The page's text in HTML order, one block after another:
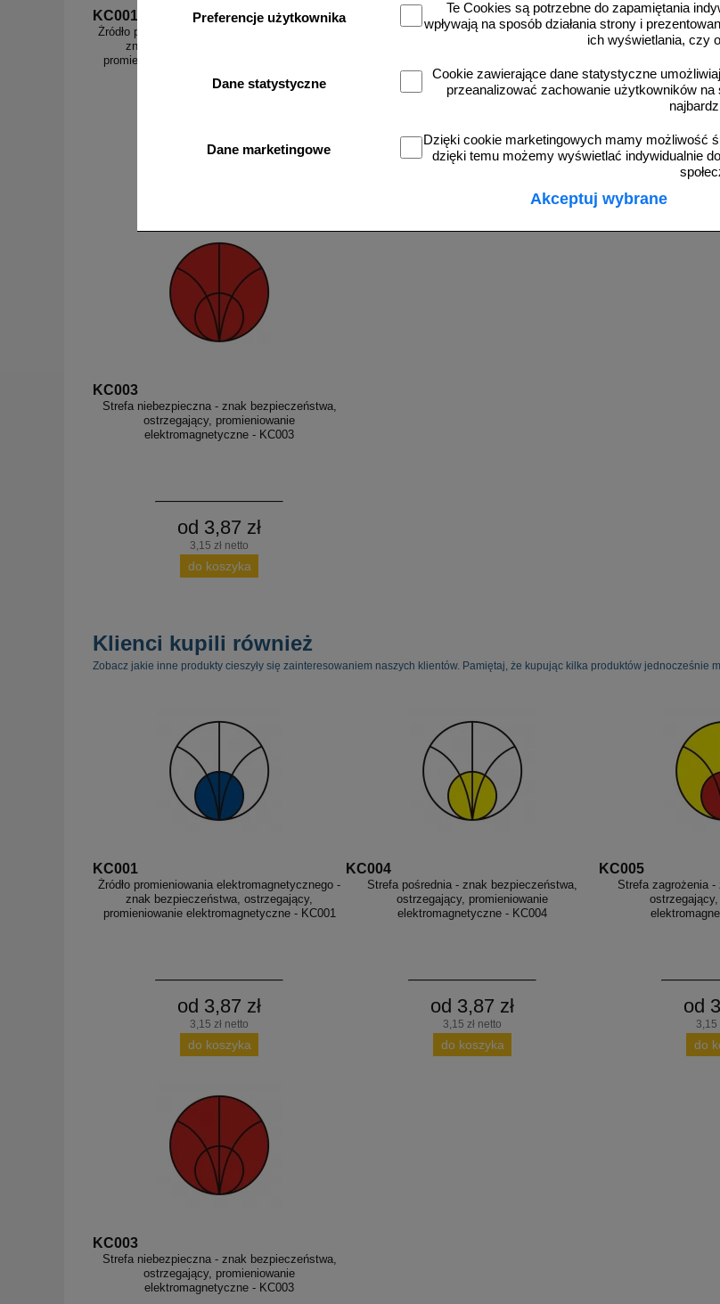
Preferencje użytkownika
Te Cookies są potrzebne do zapamiętania
wpływają na sposób działania strony i
ich wyświetlania, czy
Dane statystyczne
Cookie zawierające dane statystyczne
przeanalizować zachowanie użytkowników
Dane marketingowe
Dzięki cookie marketingowych mamy możliwość
dzięki temu możemy wyświetlać indywidualnie
Akceptuj wybrane
KC001
Źródło promieniowania elektromagnetycznego -
znak bezpieczeństwa, ostrzegający,
promieniowanie elektromagnetyczne - KC001
od 3,87 zł
Strefa pośrednia - znak bezpieczeństwa,
od 3,87 zł
KC005
Strefa zagrożenia
od
3,15
KC003
Strefa niebezpieczna - znak bezpieczeństwa,
ostrzegający, promieniowanie
elektromagnetyczne - KC003
od 3,87 zł
3,15 zł netto
do koszyka
Klienci kupili również
Zobacz jakie inne produkty cieszyły się zainteresowaniem naszych klientów. Pamiętaj, że kupując kilka produktów jednocześnie
KC001
Źródło promieniowania elektromagnetycznego -
znak bezpieczeństwa, ostrzegający,
promieniowanie elektromagnetyczne - KC001
od 3,87 zł
3,15 zł netto
do koszyka
KC004
Strefa pośrednia - znak bezpieczeństwa,
ostrzegający, promieniowanie
elektromagnetyczne - KC004
od 3,87 zł
3,15 zł netto
do koszyka
KC005
Strefa zagrożenia
od
3,15
do
KC003
Strefa niebezpieczna - znak bezpieczeństwa,
ostrzegający, promieniowanie
elektromagnetyczne - KC003